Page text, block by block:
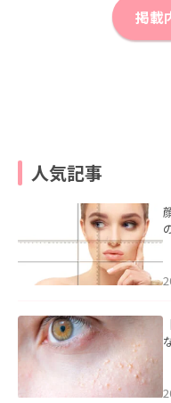
掲載
人気記事